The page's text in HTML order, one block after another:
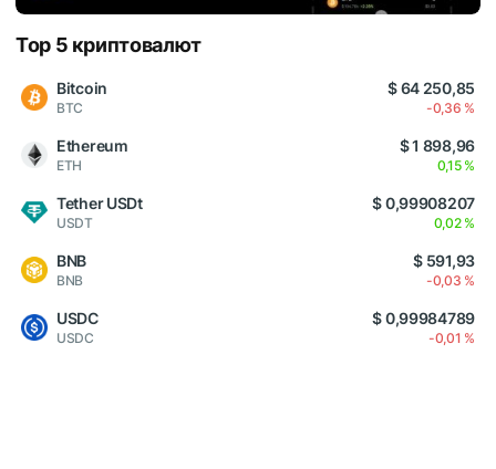
Top 5 криптовалют
Bitcoin
BTC
$ 64 250,85
-0,36 %
Ethereum
ETH
$ 1 898,96
0,15 %
Tether USDt
USDT
$ 0,99908207
0,02 %
BNB
BNB
$ 591,93
-0,03 %
USDC
USDC
$ 0,99984789
-0,01 %